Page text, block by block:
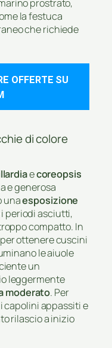
prostrato,
la festuca
che richiede
OFFERTE SU
di colore
ecoreopsis
e generosa
unaesposizione
periodi asciutti,
compatto. In
ottenere cuscini
le aiuole
un
leggermente
moderato. Per
capolini appassiti e
rilascio a inizio